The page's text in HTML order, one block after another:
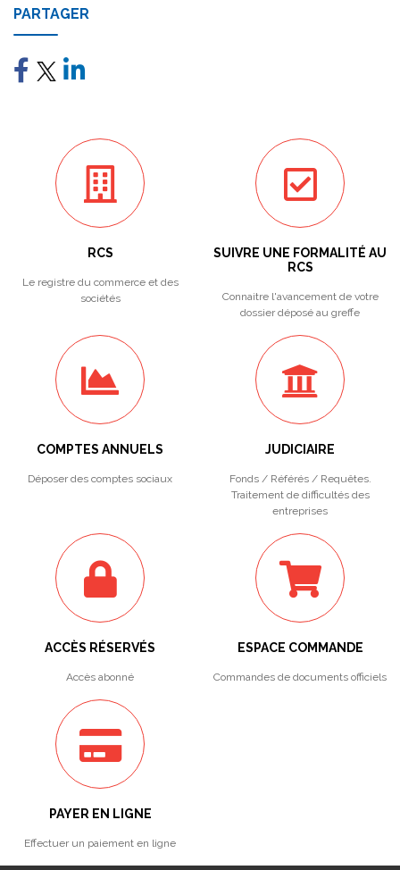
PARTAGER
RCS
Le registre du commerce et des
sociétés
SUIVRE UNE FORMALITÉ AU
RCS
Connaitre l'avancement de votre
dossier déposé au greffe
COMPTES ANNUELS
Déposer des comptes sociaux
JUDICIAIRE
Fonds / Référés / Requêtes.
Traitement de difficultés des
entreprises
ACCÈS RÉSERVÉS
Accès abonné
ESPACE COMMANDE
Commandes de documents officiels
PAYER EN LIGNE
Effectuer un paiement en ligne